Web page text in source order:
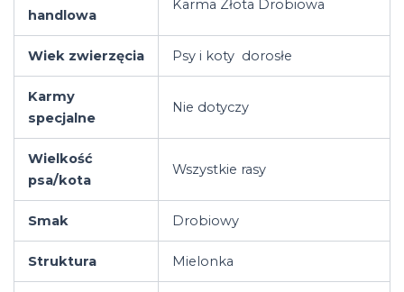
handlowa
Karma Złota Drobiowa
Wiek zwierzęcia Psy i koty dorosłe
Karmy
specjalne
Nie dotyczy
Wielkość
psa/kota
Wszystkie rasy
Smak Drobiowy
Struktura Mielonka